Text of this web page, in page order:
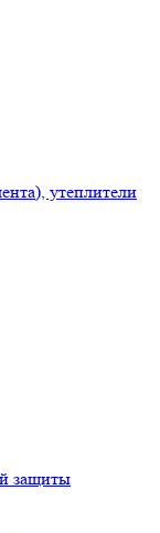
утеплители
защиты